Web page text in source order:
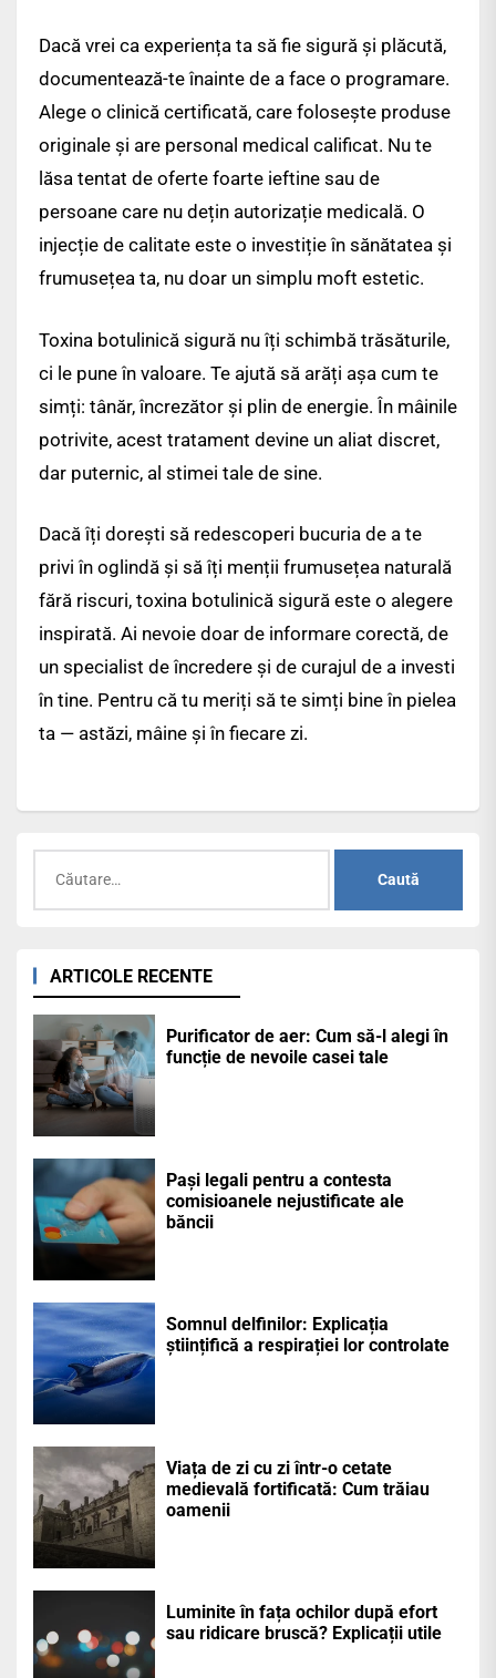
Dacă vrei ca experiența ta să fie sigură și plăcută,
documentează-te înainte de a face o programare.
Alege o clinică certificată, care folosește produse
originale și are personal medical calificat. Nu te
lăsa tentat de oferte foarte ieftine sau de
persoane care nu dețin autorizație medicală. O
injecție de calitate este o investiție în sănătatea și
frumusețea ta, nu doar un simplu moft estetic.
Toxina botulinică sigură nu îți schimbă trăsăturile,
ci le pune în valoare. Te ajută să arăți așa cum te
simți: tânăr, încrezător și plin de energie. În mâinile
potrivite, acest tratament devine un aliat discret,
dar puternic, al stimei tale de sine.
Dacă îți dorești să redescoperi bucuria de a te
privi în oglindă și să îți menții frumusețea naturală
fără riscuri, toxina botulinică sigură este o alegere
inspirată. Ai nevoie doar de informare corectă, de
un specialist de încredere și de curajul de a investi
în tine. Pentru că tu meriți să te simți bine în pielea
ta — astăzi, mâine și în fiecare zi.
după:
ARTICOLE RECENTE
Purificator de aer: Cum să-l alegi în
funcție de nevoile casei tale
Pași legali pentru a contesta
comisioanele nejustificate ale
băncii
Somnul delfinilor: Explicația
științifică a respirației lor controlate
Viața de zi cu zi într-o cetate
medievală fortificată: Cum trăiau
oamenii
Luminite în fața ochilor după efort
sau ridicare bruscă? Explicații utile